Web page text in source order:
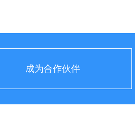
成为合作伙伴